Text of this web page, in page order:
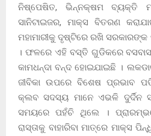
ନିଷ୍ପେଷିତ, ଭିନ୍ନକ୍ଷମ ବ୍ୟକ୍ତି
ସାନିଟାଇଜର, ମାକ୍ସ ବିତରଣ
ମହାମାରୀକୁ ଦୃଷ୍ଟିରେ ରଖି ସରକାରଙ୍କ
। ଫଳରେ ଏହି ବସ୍ତି ଗୁଡିକରେ
କାମଧନ୍ଦା ବନ୍ଦ ହୋଇଯାଇଛି ।
ଜୀବିକା ଉପରେ ବିଶେଷ ପ୍ରଭାବ
କ୍ଲବ ସଦସ୍ୟ ମାନେ ଏଭଳି ଦୁର୍ଦିନ
ସମୟରେ ପହଁଚି ଥିଲେ ।
ରାସ୍ତାକୁ ବାହାରିବା ମାତ୍ରେ ମାକ୍ସ